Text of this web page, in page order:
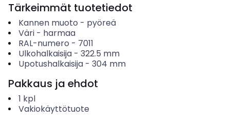
Tärkeimmät tuotetiedot
Kannen muoto - pyöreä
Väri- harmaa
RAL-numero - 7011
Ulkohalkaisija- 322.5 mm
Upotushalkaisija- 304 mm
Pakkaus ja ehdot
1 kpl
Vakiokäyttötuote